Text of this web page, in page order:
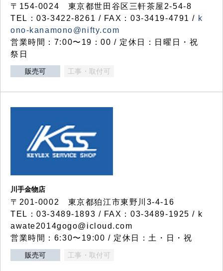
〒154-0024 東京都世田谷区三軒茶屋2-54-8
TEL：03-3422-8261 / FAX：03-3419-4791 / k
ono-kanamono@nifty.com
営業時間：7:00〜19：00 / 定休日：日曜日・祝
祭日
販売可 工事・取付可
川手金物店
〒201-0002 東京都狛江市東野川3-4-16
TEL：03-3489-1893 / FAX：03-3489-1925 / k
awate2014gogo@icloud.com
営業時間：6:30〜19:00 / 定休日：土・日・祝
販売可 工事・取付可